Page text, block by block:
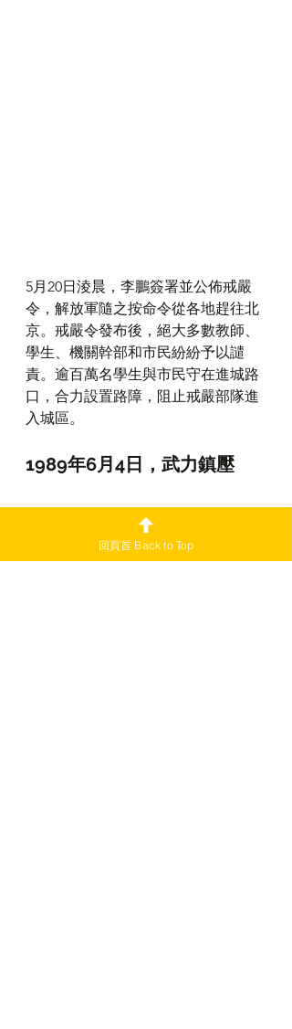
5月20日淩晨，李鵬簽署並公佈戒嚴
令，解放軍隨之按命令從各地趕往北
京。戒嚴令發布後，絕大多數教師、
學生、機關幹部和市民紛紛予以譴
責。逾百萬名學生與市民守在進城路
口，合力設置路障，阻止戒嚴部隊進
入城區。
1989年6月4日，武力鎮壓
回頁首 Back to Top